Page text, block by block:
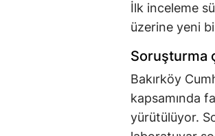
İlk inceleme
üzerine yeni
Soruşturma
Bakırköy
kapsamında
yürütülüyor.